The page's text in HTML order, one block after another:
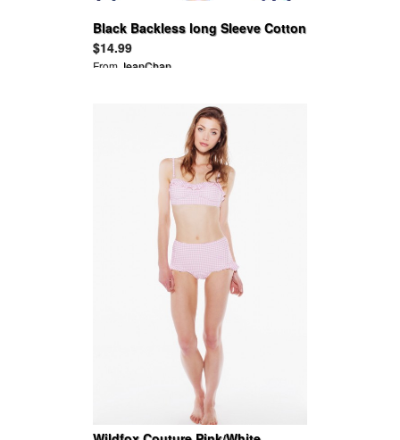
Black Backless long Sleeve Cotton
Ruffle Tops
$14.99
From JeanChan